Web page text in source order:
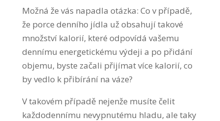
Možná že vás napadla otázka: Co v případě,
že porce denního jídla už obsahují takové
množství kalorií, které odpovídá vašemu
dennímu energetickému výdeji a po přidání
objemu, byste začali přijímat více kalorií, co
by vedlo k přibírání na váze?
V takovém případě nejenže musíte čelit
každodennímu nevypnutému hladu, ale taky